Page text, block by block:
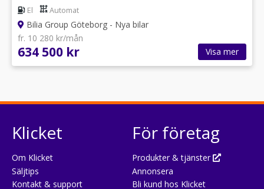
El Automat
Bilia Group Göteborg - Nya bilar
fr. 10 280 kr/mån
634 500 kr Visa mer
Klicket
Om Klicket
Säljtips
Kontakt & support
För företag
Produkter & tjänster
Annonsera
Bli kund hos Klicket